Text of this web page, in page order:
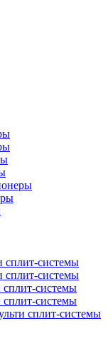
сплит-системы
сплит-системы
сплит-системы
системы
сплит-системы